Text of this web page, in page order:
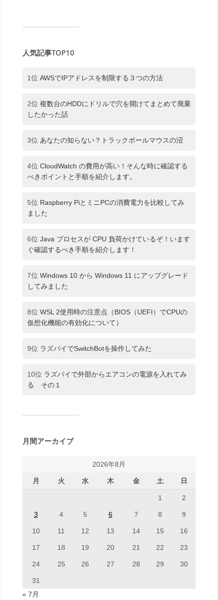
人気記事TOP10
1位 AWSでIPアドレスを制限する３つの方法
2位 複数台のHDDにドリルで穴を開けてまとめて廃棄
したかった話
3位 あなたの知らない？トラックボールマウスの沼
4位 CloudWatch の費用が高い！そんな時に確認する
べきポイントと手順を紹介します。
5位 Raspberry PiとミニPCの消費電力を比較してみ
ました
6位 Java プロセスが CPU 負荷かけているぞ！います
ぐ確認するべき手順を紹介します！
7位 Windows 10 から Windows 11 にアップグレード
してみました
8位 WSL 2使用時の注意点（BIOS（UEFI）でCPUの
仮想化機能の有効化について）
9位 ラズパイでSwitchBotを操作してみた
10位 ラズパイで外部からエアコンの電源を入れてみ
る その１
月間アーカイブ
2026年8月
月 火 水 木 金 土 日
1 2
3 4 5 6 7 8 9
10 11 12 13 14 15 16
17 18 19 20 21 22 23
24 25 26 27 28 29 30
31
« 7月